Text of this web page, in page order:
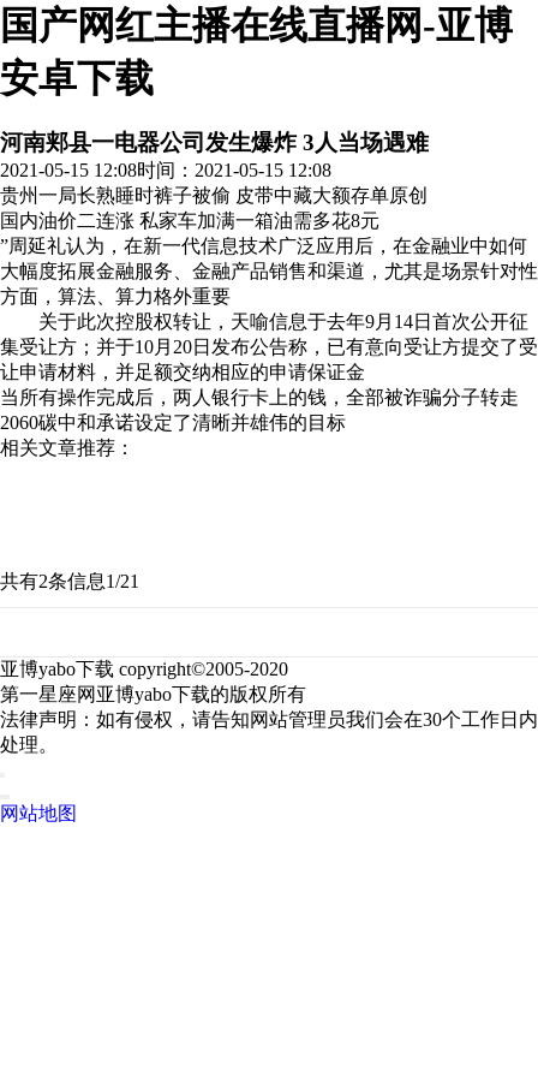
国产网红主播在线直播网-亚博
安卓下载
河南郏县一电器公司发生爆炸 3人当场遇难
2021-05-15 12:08时间：2021-05-15 12:08
贵州一局长熟睡时裤子被偷 皮带中藏大额存单原创
国内油价二连涨 私家车加满一箱油需多花8元
”周延礼认为，在新一代信息技术广泛应用后，在金融业中如何
大幅度拓展金融服务、金融产品销售和渠道，尤其是场景针对性
方面，算法、算力格外重要
关于此次控股权转让，天喻信息于去年9月14日首次公开征
集受让方；并于10月20日发布公告称，已有意向受让方提交了受
让申请材料，并足额交纳相应的申请保证金
当所有操作完成后，两人银行卡上的钱，全部被诈骗分子转走
2060碳中和承诺设定了清晰并雄伟的目标
相关文章推荐：
共有2条信息1/21
亚博yabo下载 copyright©2005-2020
第一星座网亚博yabo下载的版权所有
法律声明：如有侵权，请告知网站管理员我们会在30个工作日内
处理。
网站地图